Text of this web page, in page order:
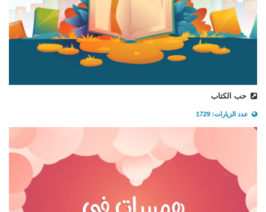
حب الكتاب
عدد الزيارات: 1729